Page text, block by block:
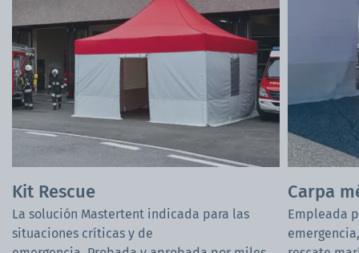
Kit Rescue
La solución Mastertent indicada para las
situaciones críticas y de
Carpa
Empleada